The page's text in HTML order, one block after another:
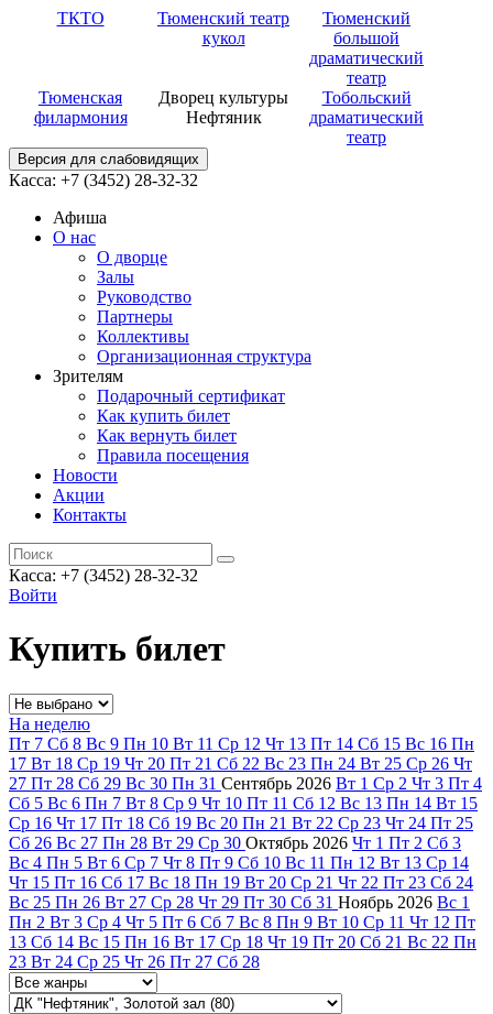
ТКТО
Тюменский театр
кукол
Тюменский
большой
драматический
театр
Тюменская
филармония
Дворец культуры
Нефтяник
Тобольский
драматический
театр
Версия для слабовидящих
Касса: +7 (3452) 28-32-32
Афиша
О нас
О дворце
Залы
Руководство
Партнеры
Коллективы
Организационная структура
Зрителям
Подарочный сертификат
Как купить билет
Как вернуть билет
Правила посещения
Новости
Акции
Контакты
Касса: +7 (3452) 28-32-32
Войти
Купить билет
На неделю
Пт 7 Сб 8 Вс 9 Пн 10 Вт 11 Ср 12 Чт 13 Пт 14 Сб 15 Вс 16 Пн
17 Вт 18 Ср 19 Чт 20 Пт 21 Сб 22 Вс 23 Пн 24 Вт 25 Ср 26 Чт
27 Пт 28 Сб 29 Вс 30 Пн 31 Сентябрь 2026 Вт 1 Ср 2 Чт 3 Пт 4
Сб 5 Вс 6 Пн 7 Вт 8 Ср 9 Чт 10 Пт 11 Сб 12 Вс 13 Пн 14 Вт 15
Ср 16 Чт 17 Пт 18 Сб 19 Вс 20 Пн 21 Вт 22 Ср 23 Чт 24 Пт 25
Сб 26 Вс 27 Пн 28 Вт 29 Ср 30 Октябрь 2026 Чт 1 Пт 2 Сб 3
Вс 4 Пн 5 Вт 6 Ср 7 Чт 8 Пт 9 Сб 10 Вс 11 Пн 12 Вт 13 Ср 14
Чт 15 Пт 16 Сб 17 Вс 18 Пн 19 Вт 20 Ср 21 Чт 22 Пт 23 Сб 24
Вс 25 Пн 26 Вт 27 Ср 28 Чт 29 Пт 30 Сб 31 Ноябрь 2026 Вс 1
Пн 2 Вт 3 Ср 4 Чт 5 Пт 6 Сб 7 Вс 8 Пн 9 Вт 10 Ср 11 Чт 12 Пт
13 Сб 14 Вс 15 Пн 16 Вт 17 Ср 18 Чт 19 Пт 20 Сб 21 Вс 22 Пн
23 Вт 24 Ср 25 Чт 26 Пт 27 Сб 28